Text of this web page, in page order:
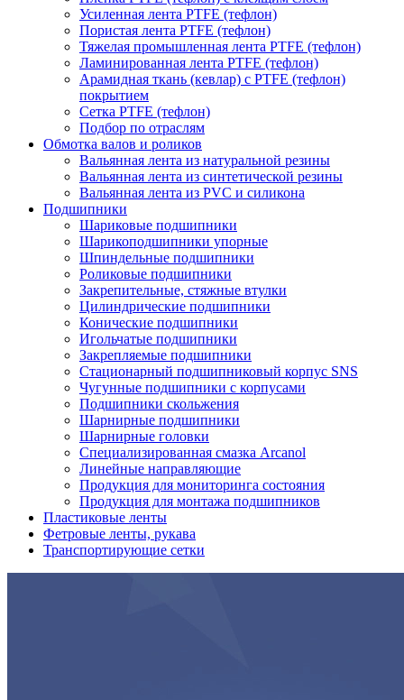
Усиленная лента PTFE (тефлон)
Пористая лента PTFE (тефлон)
Тяжелая промышленная лента PTFE (тефлон)
Ламинированная лента PTFE (тефлон)
Арамидная ткань (кевлар) с PTFE (тефлон)
покрытием
Сетка PTFE (тефлон)
Подбор по отраслям
Обмотка валов и роликов
Вальянная лента из натуральной резины
Вальянная лента из синтетической резины
Вальянная лента из PVC и силикона
Подшипники
Шариковые подшипники
Шарикоподшипники упорные
Шпиндельные подшипники
Роликовые подшипники
Закрепительные, стяжные втулки
Цилиндрические подшипники
Конические подшипники
Игольчатые подшипники
Закрепляемые подшипники
Стационарный подшипниковый корпус SNS
Чугунные подшипники с корпусами
Подшипники скольжения
Шарнирные подшипники
Шарнирные головки
Специализированная смазка Arcanol
Линейные направляющие
Продукция для мониторинга состояния
Продукция для монтажа подшипников
Пластиковые ленты
Фетровые ленты, рукава
Транспортирующие сетки